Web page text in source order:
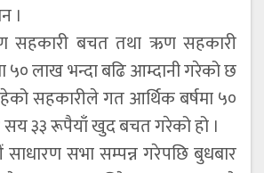
।
सहकारी बचत तथा ऋण सहकारी
५० लाख भन्दा बढि आम्दानी गरेको छ
सहकारीले गत आर्थिक बर्षमा ५०
३३ रूपैयाँ खुद बचत गरेको हो ।
सभा सम्पन्न गरेपछि बुधबार